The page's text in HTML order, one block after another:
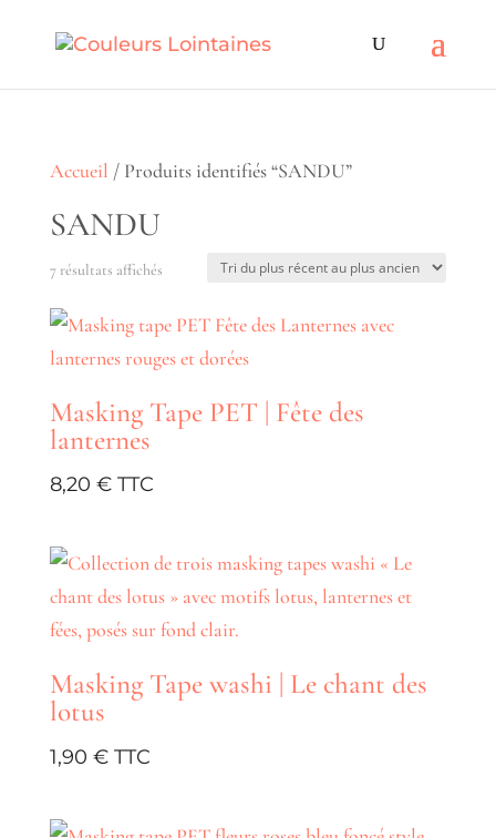
Accueil / Produits identifiés “SANDU”
SANDU
7 résultats affichésTrié
au
Masking Tape PET | Fête des
lanternes
8,20 €
Masking Tape washi | Le chant des
lotus
1,90 €